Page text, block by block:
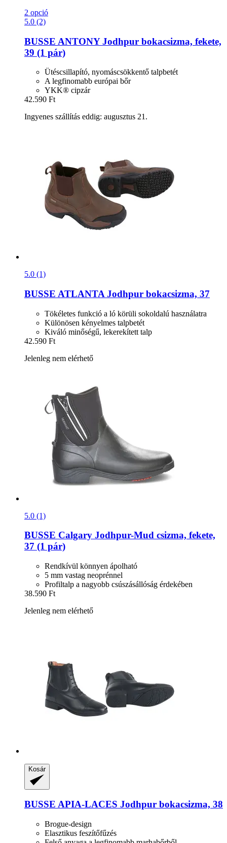
2 opció
5.0 (2)
BUSSE ANTONY Jodhpur bokacsizma, fekete,
39 (1 pár)
Ütéscsillapító, nyomáscsökkentő talpbetét
A legfinomabb európai bőr
YKK® cipzár
42.590 Ft
Ingyenes szállítás eddig: augusztus 21.
5.0 (1)
BUSSE ATLANTA Jodhpur bokacsizma, 37
Tökéletes funkció a ló körüli sokoldalú használatra
Különösen kényelmes talpbetét
Kiváló minőségű, lekerekített talp
42.590 Ft
Jelenleg nem elérhető
5.0 (1)
BUSSE Calgary Jodhpur-​Mud csizma, fekete,
37 (1 pár)
Rendkívül könnyen ápolható
5 mm vastag neoprénnel
Profiltalp a nagyobb csúszásállóság érdekében
38.590 Ft
Jelenleg nem elérhető
Kosár
BUSSE APIA-​LACES Jodhpur bokacsizma, 38
Brogue-design
Elasztikus feszítőfűzés